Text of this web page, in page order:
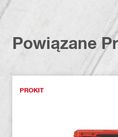
Powiązane
PROKIT